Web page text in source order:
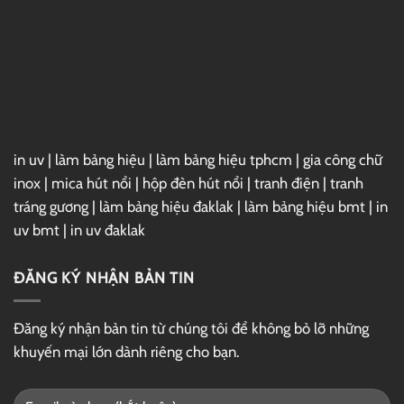
in uv | làm bảng hiệu | làm bảng hiệu tphcm | gia công chữ
inox | mica hút nổi | hộp đèn hút nổi | tranh điện | tranh
tráng gương | làm bảng hiệu đaklak | làm bảng hiệu bmt | in
uv bmt | in uv đaklak
ĐĂNG KÝ NHẬN BẢN TIN
Đăng ký nhận bản tin từ chúng tôi để không bỏ lỡ những
khuyến mại lớn dành riêng cho bạn.